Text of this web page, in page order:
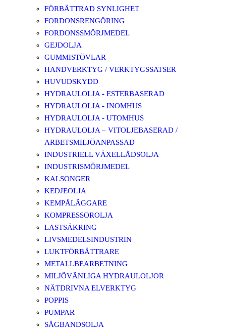
FÖRBÄTTRAD SYNLIGHET
FORDONSRENGÖRING
FORDONSSMÖRJMEDEL
GEJDOLJA
GUMMISTÖVLAR
HANDVERKTYG / VERKTYGSSATSER
HUVUDSKYDD
HYDRAULOLJA - ESTERBASERAD
HYDRAULOLJA - INOMHUS
HYDRAULOLJA - UTOMHUS
HYDRAULOLJA – VITOLJEBASERAD /
ARBETSMILJÖANPASSAD
INDUSTRIELL VÄXELLÅDSOLJA
INDUSTRISMÖRJMEDEL
KALSONGER
KEDJEOLJA
KEMPÅLÄGGARE
KOMPRESSOROLJA
LASTSÄKRING
LIVSMEDELSINDUSTRIN
LUKTFÖRBÄTTRARE
METALLBEARBETNING
MILJÖVÄNLIGA HYDRAULOLJOR
NÄTDRIVNA ELVERKTYG
POPPIS
PUMPAR
SÅGBANDSOLJA